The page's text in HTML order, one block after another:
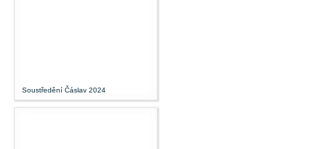
Soustředění Čáslav 2024